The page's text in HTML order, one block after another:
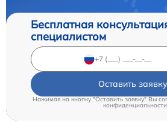
Бесплатная
специалистом
Оставить заявку
Нажимая на кнопку "Оставить заявку" Вы
конфиденциальности